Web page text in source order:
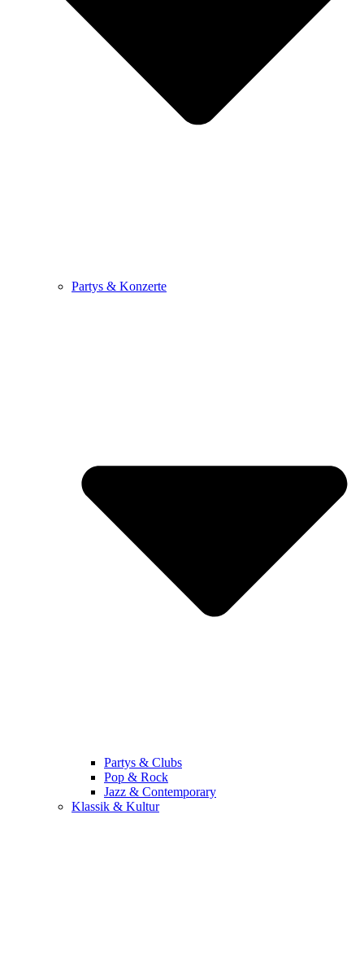
Partys & Konzerte
Partys & Clubs
Pop & Rock
Jazz & Contemporary
Klassik & Kultur